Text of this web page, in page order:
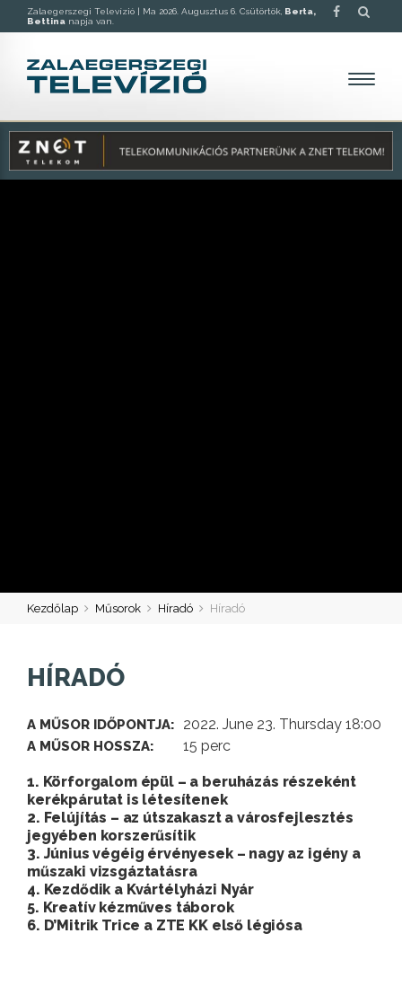
Zalaegerszegi Televízió | Ma 2026. Augusztus 6. Csütörtök, Berta,
Bettina napja van.
Kezdőlap Műsorok Híradó Híradó
HÍRADÓ
A MŰSOR IDŐPONTJA: 2022. June 23. Thursday 18:00
A MŰSOR HOSSZA: 15 perc
1. Körforgalom épül – a beruházás részeként
kerékpárutat is létesítenek
2. Felújítás – az útszakaszt a városfejlesztés
jegyében korszerűsítik
3. Június végéig érvényesek – nagy az igény a
műszaki vizsgáztatásra
4. Kezdődik a Kvártélyházi Nyár
5. Kreatív kézműves táborok
6. D’Mitrik Trice a ZTE KK első légiósa